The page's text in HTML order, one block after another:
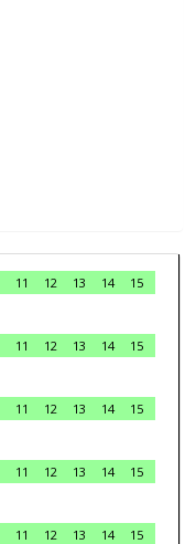
11 12 13 14
15
11 12 13 14
15
11 12 13 14
15
11 12 13 14
15
11 12 13 14
15